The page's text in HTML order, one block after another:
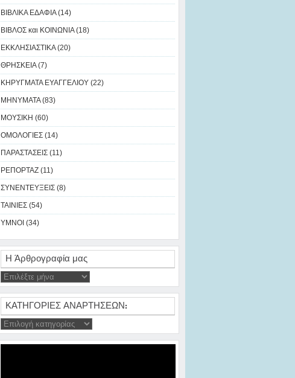
ΒΙΒΛΙΚΑ ΕΔΑΦΙΑ (14)
ΒΙΒΛΟΣ και ΚΟΙΝΩΝΙΑ (18)
ΕΚΚΛΗΣΙΑΣΤΙΚΑ (20)
ΘΡΗΣΚΕΙΑ (7)
ΚΗΡΥΓΜΑΤΑ ΕΥΑΓΓΕΛΙΟΥ (22)
ΜΗΝΥΜΑΤΑ (83)
ΜΟΥΣΙΚΗ (60)
ΟΜΟΛΟΓΙΕΣ (14)
ΠΑΡΑΣΤΑΣΕΙΣ (11)
ΡΕΠΟΡΤΑΖ (11)
ΣΥΝΕΝΤΕΥΞΕΙΣ (8)
ΤΑΙΝΙΕΣ (54)
ΥΜΝΟΙ (34)
Η Άρθρογραφία μας
ΚΑΤΗΓΟΡΙΕΣ ΑΝΑΡΤΗΣΕΩΝ: